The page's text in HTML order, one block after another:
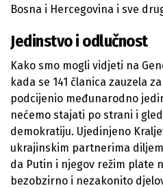
Bosna i Hercegovina i sve
Jedinstvo i odlučnost
Kako smo mogli vidjeti na
kada se 141 članica zauzela
podcijenio međunarodno
nećemo stajati po strani i
demokratiju. Ujedinjeno
ukrajinskim partnerima
da Putin i njegov režim plate
bezobzirno i nezakonito